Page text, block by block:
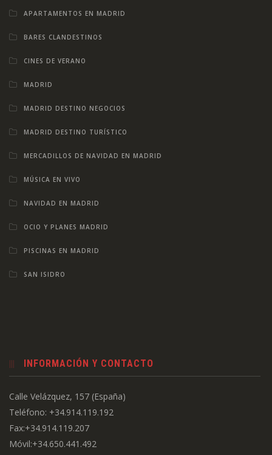
APARTAMENTOS EN MADRID
BARES CLANDESTINOS
CINES DE VERANO
MADRID
MADRID DESTINO NEGOCIOS
MADRID DESTINO TURÍSTICO
MERCADILLOS DE NAVIDAD EN MADRID
MÚSICA EN VIVO
NAVIDAD EN MADRID
OCIO Y PLANES MADRID
PISCINAS EN MADRID
SAN ISIDRO
INFORMACIÓN Y CONTACTO
Calle Velázquez, 157 (España)
Teléfono: +34.914.119.192
Fax:+34.914.119.207
Móvil:+34.650.441.492